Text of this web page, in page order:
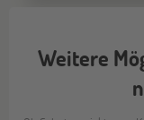
Weitere